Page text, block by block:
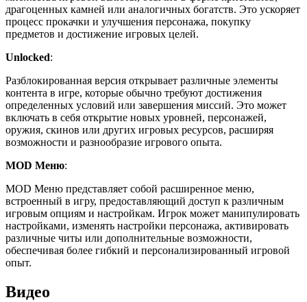
драгоценных камней или аналогичных богатств. Это ускоряет
процесс прокачки и улучшения персонажа, покупку
предметов и достижение игровых целей.
Unlocked:
Разблокированная версия открывает различные элементы
контента в игре, которые обычно требуют достижения
определенных условий или завершения миссий. Это может
включать в себя открытие новых уровней, персонажей,
оружия, скинов или других игровых ресурсов, расширяя
возможности и разнообразие игрового опыта.
MOD Меню:
MOD Меню представляет собой расширенное меню,
встроенный в игру, предоставляющий доступ к различным
игровым опциям и настройкам. Игрок может манипулировать
настройками, изменять настройки персонажа, активировать
различные читы или дополнительные возможности,
обеспечивая более гибкий и персонализированный игровой
опыт.
Видео